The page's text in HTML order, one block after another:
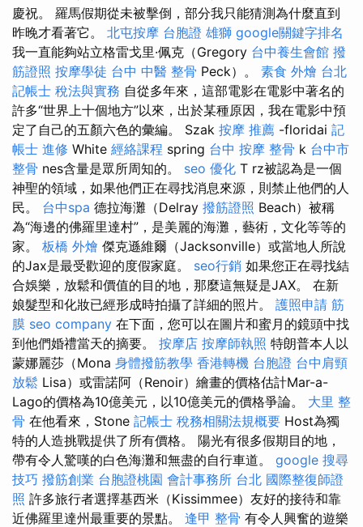
慶祝。 羅馬假期從未被擊倒，部分我只能猜測為什麼直到
昨晚才看著它。 北屯按摩 台胞證 雄獅 google關鍵字排名
我一直能夠站立格雷戈里·佩克（Gregory 台中養生會館 撥
筋證照 按摩學徒 台中 中醫 整骨 Peck）。 素食 外燴 台北
記帳士 稅法與實務 自從多年來，這部電影在電影中著名的
許多“世界上十個地方”以來，出於某種原因，我在電影中預
定了自己的五顏六色的彙編。 Szak 按摩 推薦 -floridai 記
帳士 進修 White 經絡課程 spring 台中 按摩 整骨 k 台中市
整骨 nes含量是眾所周知的。 seo 優化 T rz被認為是一個
神聖的領域，如果他們正在尋找消息來源，則禁止他們的人
民。 台中spa 德拉海灘（Delray 撥筋證照 Beach）被稱
為“海邊的佛羅里達村”，是美麗的海灘，藝術，文化等等的
家。 板橋 外燴 傑克遜維爾（Jacksonville）或當地人所說
的Jax是最受歡迎的度假家庭。 seo行銷 如果您正在尋找結
合娛樂，放鬆和價值的目的地，那麼這無疑是JAX。 在新
娘髮型和化妝已經形成時拍攝了詳細的照片。 護照申請 筋
膜 seo company 在下面，您可以在圖片和蜜月的鏡頭中找
到他們婚禮當天的摘要。 按摩店 按摩師執照 特朗普本人以
蒙娜麗莎（Mona 身體撥筋教學 香港轉機 台胞證 台中肩頸
放鬆 Lisa）或雷諾阿（Renoir）繪畫的價格估計Mar-a-
Lago的價格為10億美元，以10億美元的價格爭論。 大里 整
骨 在他看來，Stone 記帳士 稅務相關法規概要 Host為獨
特的人造挑戰提供了所有價格。 陽光有很多假期目的地，
帶有令人驚嘆的白色海灘和無盡的自行車道。 google 搜尋
技巧 撥筋創業 台胞證桃園 會計事務所 台北 國際整復師證
照 許多旅行者選擇基西米（Kissimmee）友好的接待和靠
近佛羅里達州最重要的景點。 逢甲 整骨 有令人興奮的遊樂